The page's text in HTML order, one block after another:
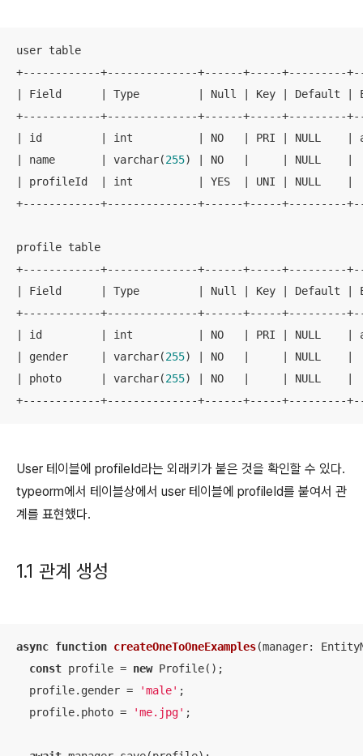
user table
+------------+--------------+------+-----+---------
| Field      | Type         | Null | Key | Default
+------------+--------------+------+-----+---------
| id         | int          | NO   | PRI | NULL    |
| name       | varchar(255) | NO   |     | NULL
| profileId  | int          | YES  | UNI | NULL
+------------+--------------+------+-----+---------
profile table
+------------+--------------+------+-----+---------
| Field      | Type         | Null | Key | Default
+------------+--------------+------+-----+---------
| id         | int          | NO   | PRI | NULL    |
| gender     | varchar(255) | NO   |     | NULL
| photo      | varchar(255) | NO   |     | NULL
+------------+--------------+------+-----+---------
User 테이블에 profileId라는 외래키가 붙은 것을 확인할 수 있다.
typeorm에서 테이블상에서 user 테이블에 profileId를 붙여서 관
계를 표현했다.
1.1 관계 생성
async function createOneToOneExamples(manager:
const profile = new Profile();
  profile.gender =
'male' ;
  profile.photo =
'me.jpg' ;